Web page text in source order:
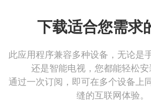
下载适合您需求
此应用程序兼容多种设备，无论是
还是智能电视，您都能轻松安
通过一次订阅，即可在多个设备上
缝的互联网体验。